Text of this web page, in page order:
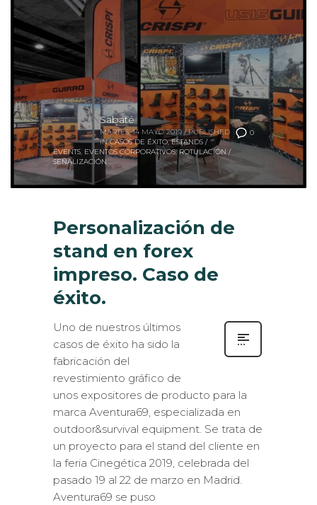
0
Sabaté
MARTES, 14 MAYO 2019 / PUBLISHED
IN CASOS DE ÉXITO,ESTANDS /
EVENTS, EVENTOS CORPORATIVOS,ROTULACIÓN /
SEÑALIZACIÓN
Personalización de
stand en forex
impreso. Caso de
éxito.
Uno de nuestros últimos
casos de éxito ha sido la
fabricación del
revestimiento gráfico de
unos expositores de producto para la
marca Aventura69, especializada en
outdoor&survival equipment. Se trata de
un proyecto para el stand del cliente en
la feria Cinegética 2019, celebrada del
pasado 19 al 22 de marzo en Madrid.
Aventura69 se puso